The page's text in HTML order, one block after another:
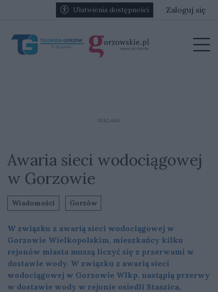
Przejdź do głównych treści
Przejdź do głównego menuUłatwienia dostępności Zaloguj się
REKLAMA
Awaria sieci wodociągowej
w Gorzowie
Wiadomości Gorzów
W związku z awarią sieci wodociągowej w
Gorzowie Wielkopolskim, mieszkańcy kilku
rejonów miasta muszą liczyć się z przerwami w
dostawie wody. W związku z awarią sieci
wodociągowej w Gorzowie Wlkp. nastąpią przerwy
w dostawie wody w rejonie osiedli Staszica,